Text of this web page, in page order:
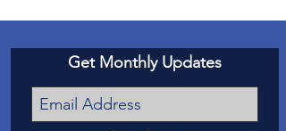
Get Monthly Updates